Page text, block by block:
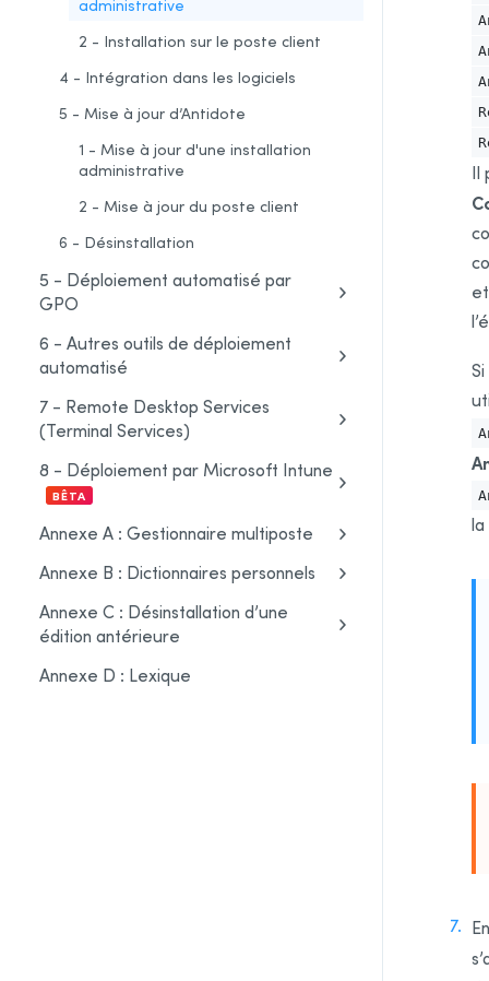
administrative
2 - Installation sur le poste client
4 - Intégration dans les logiciels
5 - Mise à jour d’Antidote
1 - Mise à jour d'une installation
administrative
2 - Mise à jour du poste client
6 - Désinstallation
5 - Déploiement automatisé par
GPO
6 - Autres outils de déploiement
automatisé
7 - Remote Desktop Services
(Terminal Services)
8 - Déploiement par Microsoft Intune
BÊTA
Annexe A : Gestionnaire multiposte
Annexe B : Dictionnaires personnels
Annexe C : Désinstallation d’une
édition antérieure
Annexe D : Lexique
Il